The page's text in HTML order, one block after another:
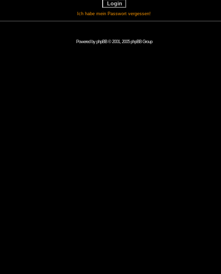
Ich habe mein Passwort vergessen!
Powered byphpBB© 2001, 2005 phpBB Group